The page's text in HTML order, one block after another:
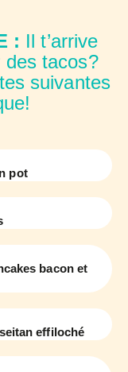
: Il t’arrive
des tacos?
suivantes
pot
bacon et
effiloché